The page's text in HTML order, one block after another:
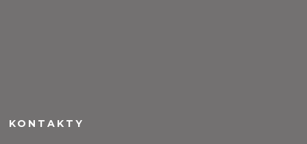
KONTAKTY